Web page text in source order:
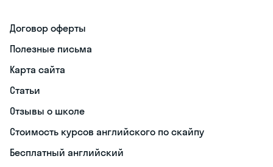
Договор оферты
Полезные письма
Карта сайта
Статьи
Отзывы о школе
Стоимость курсов английского по скайпу
Бесплатный английский